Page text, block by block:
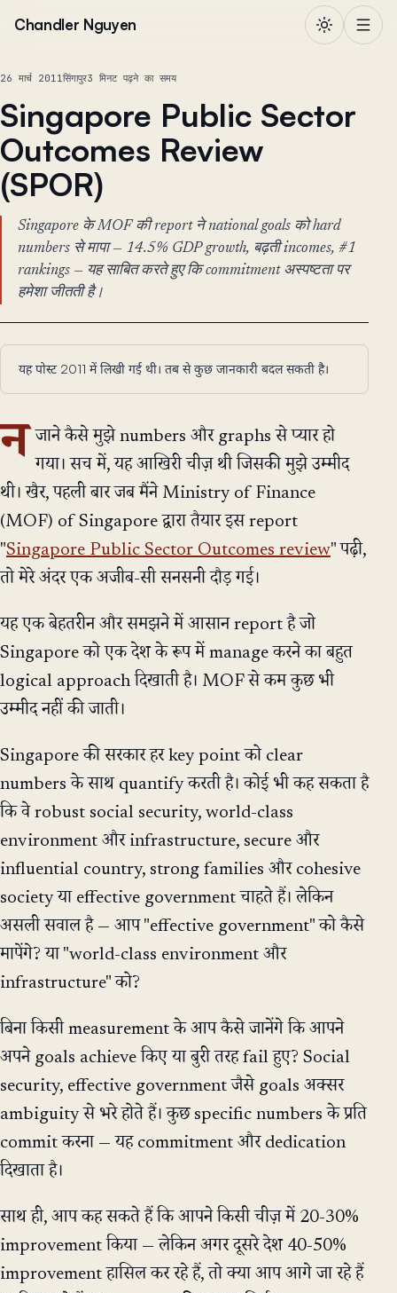
Chandler Nguyen
26 मार्च 2011सिंगापुर3 मिनट पढ़ने का समय
Singapore Public Sector
Outcomes Review
(SPOR)
Singapore के MOF की report ने national goals को hard
numbers से मापा — 14.5% GDP growth, बढ़ती incomes, #1
rankings — यह साबित करते हुए कि commitment अस्पष्टता पर
हमेशा जीतती है।
यह पोस्ट 2011 में लिखी गई थी। तब से कुछ जानकारी बदल सकती है।
न जाने कैसे मुझे numbers और graphs से प्यार हो
गया। सच में, यह आखिरी चीज़ थी जिसकी मुझे उम्मीद
थी। खैर, पहली बार जब मैंने Ministry of Finance
(MOF) of Singapore द्वारा तैयार इस report
"Singapore Public Sector Outcomes review" पढ़ी,
तो मेरे अंदर एक अजीब-सी सनसनी दौड़ गई।
यह एक बेहतरीन और समझने में आसान report है जो
Singapore को एक देश के रूप में manage करने का बहुत
logical approach दिखाती है। MOF से कम कुछ भी
उम्मीद नहीं की जाती।
Singapore की सरकार हर key point को clear
numbers के साथ quantify करती है। कोई भी कह सकता है
कि वे robust social security, world-class
environment और infrastructure, secure और
influential country, strong families और cohesive
society या effective government चाहते हैं। लेकिन
असली सवाल है — आप "effective government" को कैसे
मापेंगे? या "world-class environment और
infrastructure" को?
बिना किसी measurement के आप कैसे जानेंगे कि आपने
अपने goals achieve किए या बुरी तरह fail हुए? Social
security, effective government जैसे goals अक्सर
ambiguity से भरे होते हैं। कुछ specific numbers के प्रति
commit करना — यह commitment और dedication
दिखाता है।
साथ ही, आप कह सकते हैं कि आपने किसी चीज़ में 20-30%
improvement किया — लेकिन अगर दूसरे देश 40-50%
improvement हासिल कर रहे हैं, तो क्या आप आगे जा रहे हैं